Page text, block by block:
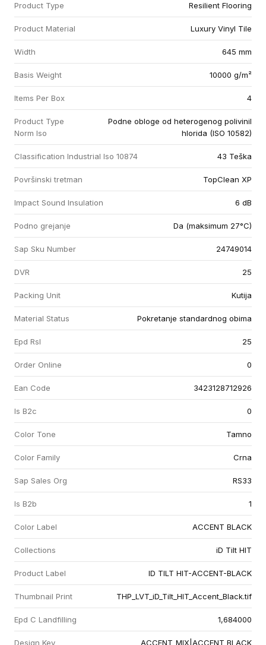
Product Type Resilient Flooring
Product Material Luxury Vinyl Tile
Width 645 mm
Basis Weight 10000 g/m²
Items Per Box 4
Product Type
Norm Iso
Podne obloge od heterogenog polivinil
hlorida (ISO 10582)
Classification Industrial Iso 10874 43 Teška
Površinski tretman TopClean XP
Impact Sound Insulation 6 dB
Podno grejanje Da (maksimum 27°C)
Sap Sku Number 24749014
DVR 25
Packing Unit Kutija
Material Status Pokretanje standardnog obima
Epd Rsl 25
Order Online 0
Ean Code 3423128712926
Is B2c 0
Color Tone Tamno
Color Family Crna
Sap Sales Org RS33
Is B2b 1
Color Label ACCENT BLACK
Collections iD Tilt HIT
Product Label ID TILT HIT-ACCENT-BLACK
Thumbnail Print THP_LVT_iD_Tilt_HIT_Accent_Black.tif
Epd C Landfilling 1,684000
Design Key ACCENT_MIX|ACCENT BLACK